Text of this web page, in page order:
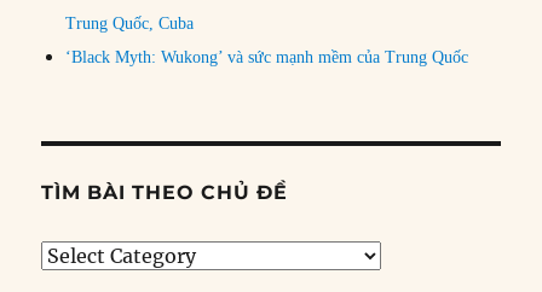
Trung Quốc, Cuba
‘Black Myth: Wukong’ và sức mạnh mềm của Trung Quốc
TÌM BÀI THEO CHỦ ĐỀ
Tìm